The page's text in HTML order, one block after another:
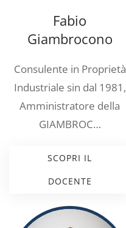
Fabio
Giambrocono
Consulente in Proprietà
Industriale sin dal 1981,
Amministratore della
GIAMBROC…
SCOPRI IL
DOCENTE